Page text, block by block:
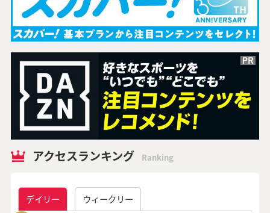
アクセスランキング Ranking
デイリー ウィークリー